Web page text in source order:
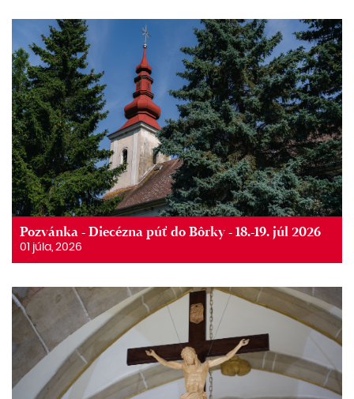
Pozvánka - Diecézna púť do Bôrky - 18.-19. júl 2026
01 júla, 2026